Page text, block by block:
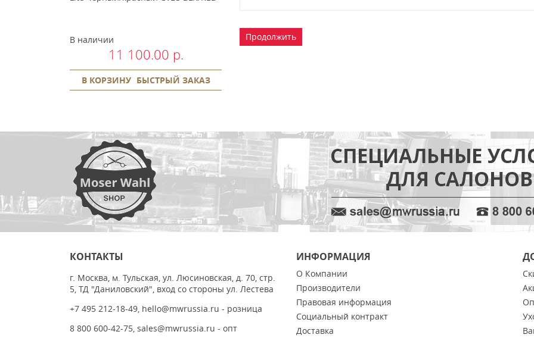
В наличии
11 100.00 р.
В КОРЗИНУ БЫСТРЫЙ ЗАКАЗ
Продолжить
КОНТАКТЫ
г. Москва, м. Тульская, ул. Люсиновская, д. 70, стр.
5, ТД "Даниловский", вход со стороны ул. Лестева
+7 495 212-18-49, hello@mwrussia.ru - розница
8 800 600-42-75, sales@mwrussia.ru - опт
ИНФОРМАЦИЯ
О Компании
Производители
Правовая информация
Социальный контракт
Доставка